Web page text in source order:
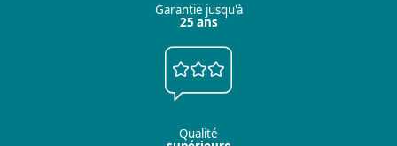
Garantie jusqu'à
25 ans
Qualité